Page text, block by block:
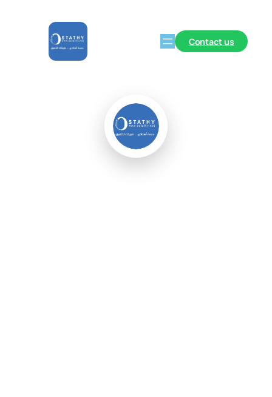
Contact us